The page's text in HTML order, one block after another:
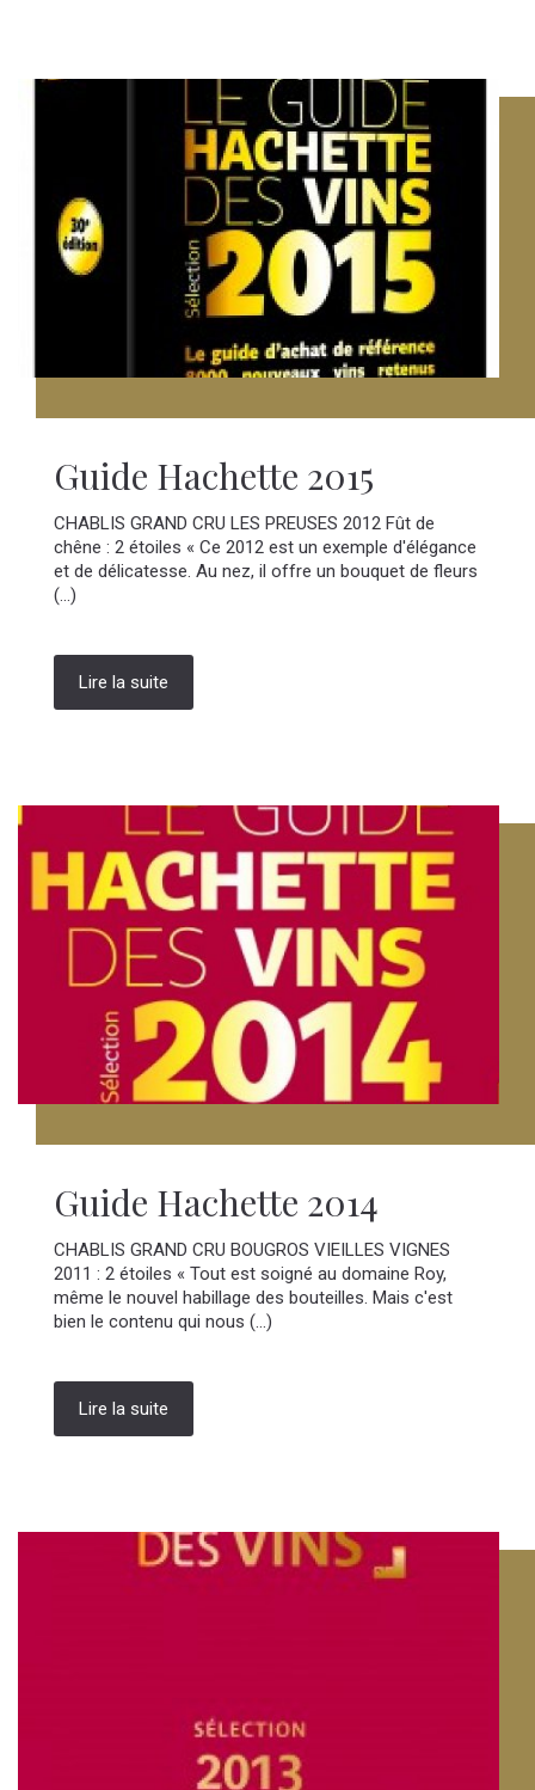
Guide Hachette 2015
CHABLIS GRAND CRU LES PREUSES 2012 Fût de
chêne : 2 étoiles « Ce 2012 est un exemple d'élégance
et de délicatesse. Au nez, il offre un bouquet de fleurs
(...)
Lire la suite
Guide Hachette 2014
CHABLIS GRAND CRU BOUGROS VIEILLES VIGNES
2011 : 2 étoiles « Tout est soigné au domaine Roy,
même le nouvel habillage des bouteilles. Mais c'est
bien le contenu qui nous (...)
Lire la suite